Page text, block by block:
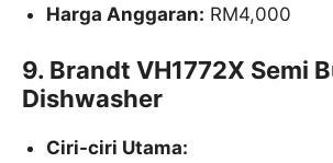
Harga Anggaran: RM4,000
9. Brandt VH1772X Semi
Dishwasher
Ciri-ciri Utama: